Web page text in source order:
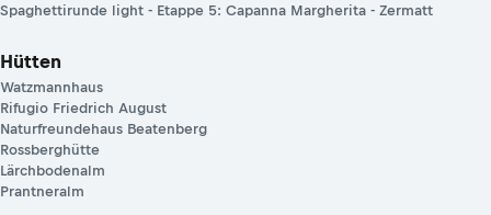
Spaghettirunde light - Etappe 5: Capanna Margherita - Zermatt
Hütten
Watzmannhaus
Rifugio Friedrich August
Naturfreundehaus Beatenberg
Rossberghütte
Lärchbodenalm
Prantneralm